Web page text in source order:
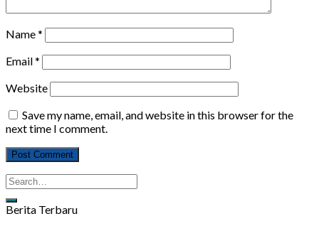
Name*
Email*
Website
Save my name, email, and website in this browser for the
next time I comment.
Berita Terbaru